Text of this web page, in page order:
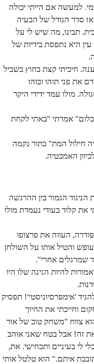
למעשה אם הייתי יכולה
סדר הגודל של הבעיה
תבינו, מה שיש לי על
היא נתפסת בידיות של
חיכיתי קצת בחוץ בשביל
את פני תוהו ובוהו
מולו עמד ידידי היקר
אמרתי "באתי לקחת
חילול המת" בתור נקמה
האמבטיה.
הגמור בין ההרגשה
קלוד בעודי נעמדת מולו
העווה את פרצופו
והטיל אותו על השולחן
שמרגלים אחרי".
להיות הגינה שלו היו
'אימפרסיוניסטי'! תפסיק
וחייכתי את החיוך
צווח "משחק טוב של אור
זה! אבל בטח שאני אוהב
לי בעיניים ותכחישי. את,
איתם." הוא טלטל אותי